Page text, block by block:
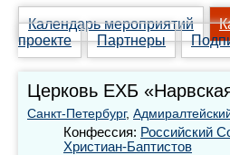
Календарь мероприятий
проекте
Партнеры
Церковь ЕХБ
Санкт-Петербург,
Конфессия: Российский
Христиан-Баптистов